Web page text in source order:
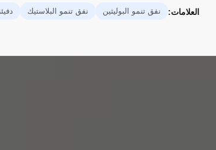
العلامات: نفق تنمو البوليثين نفق تنمو البلاستيك